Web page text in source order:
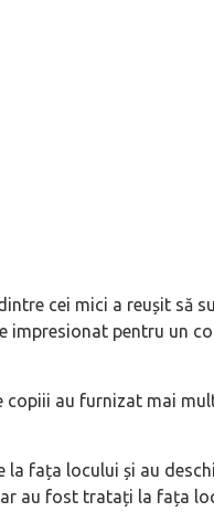
cei mici a reușit să
impresionat pentru un
au furnizat mai
fața locului și au
au fost tratați la fața
numele Hennessey
Unul pertinent, de